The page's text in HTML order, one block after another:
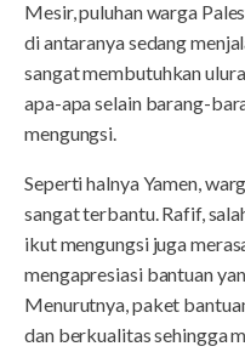
Mesir, puluhan warga
di antaranya sedang
sangat membutuhkan
apa-apa selain barang-
mengungsi.
Seperti halnya Yamen,
sangat terbantu. Rafif,
ikut mengungsi juga
mengapresiasi bantuan
Menurutnya, paket
dan berkualitas sehingga